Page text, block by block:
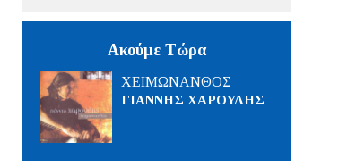
Ακούμε Τώρα
ΧΕΙΜΩΝΑΝΘΟΣ
ΓΙΑΝΝΗΣ ΧΑΡΟΥΛΗΣ